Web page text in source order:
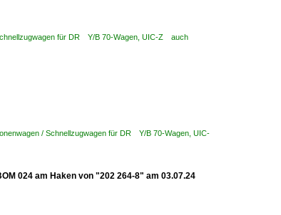
für DR Y/B 70-Wagen, UIC-Z auch
/ Schnellzugwagen für DR Y/B 70-Wagen, UIC-
024 am Haken von "202 264-8" am 03.07.24